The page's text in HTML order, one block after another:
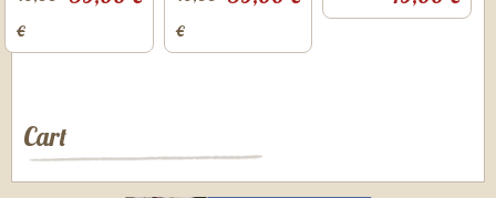
€
€
Cart